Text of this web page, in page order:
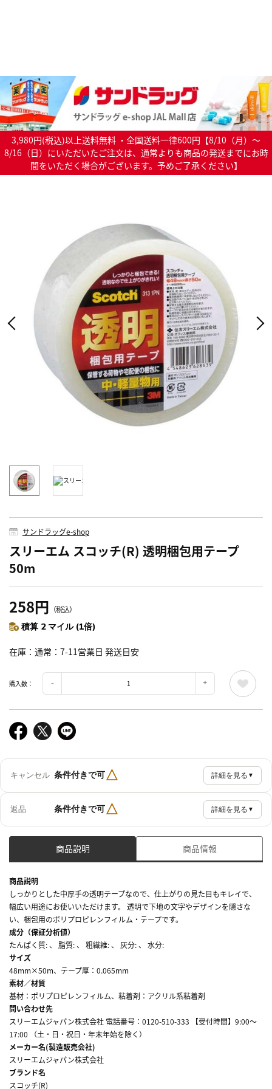
3,980円(税込)以上送料無料 ・全国送料一律600円【8/10（月）～
8/16（日）にいただいたご注文は、通常よりも商品の発送までにお時
間をいただく場合がございます。予めご了承ください】
サンドラッグe-shop
スリーエム スコッチ(R) 透明梱包用テープ
50m
258円 （税込）
積算 2 マイル (1倍)
在庫 通常：7-11営業日 発送目安
購入数：
キャンセル 条件付きで可△ 詳細を見る ▼
返品 条件付きで可△ 詳細を見る ▼
商品説明 商品情報
商品説明
しっかりとした中厚手の透明テープなので、仕上がりの見た目もキレイで、
幅広い用途にお使いいただけます。 透明で下地の文字やデザインを隠さな
い、梱包用のポリプロピレンフィルム・テープです。
成分（保証分析値）
たんぱく質: 、 脂質: 、 粗繊維: 、 灰分: 、 水分:
サイズ
48mm×50m、テープ厚：0.065mm
素材／材質
基材：ポリプロピレンフィルム、粘着剤：アクリル系粘着剤
問い合わせ先
スリーエムジャパン株式会社 電話番号：0120-510-333 【受付時間】9:00～
17:00 （土・日・祝日・年末年始を除く）
メーカー名(製造販売会社)
スリーエムジャパン株式会社
ブランド名
スコッチ(R)